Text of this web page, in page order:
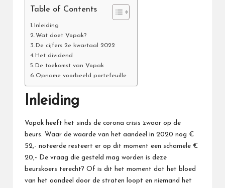
Table of Contents
Inleiding
Wat doet Vopak?
De cijfers 2e kwartaal 2022
Het dividend
De toekomst van Vopak
Opname voorbeeld portefeuille
Inleiding
Vopak heeft het sinds de corona crisis zwaar op de
beurs. Waar de waarde van het aandeel in 2020 nog €
52,- noteerde resteert er op dit moment een schamele €
20,- De vraag die gesteld mag worden is deze
beurskoers terecht? Of is dit het moment dat het bloed
van het aandeel door de straten loopt en niemand het